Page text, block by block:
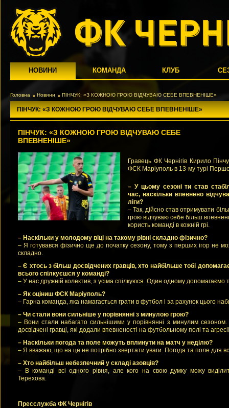
НОВИНИ КОМАНДА КЛУБ
Головна Новини ПІНЧУК: «З КОЖНОЮ ГРОЮ ВІДЧУВАЮ СЕБЕ ВПЕВНЕНІШЕ»
ПІНЧУК: «З КОЖНОЮ ГРОЮ ВІДЧУВАЮ СЕБЕ ВПЕВНЕНІШЕ»
ПІНЧУК: «З КОЖНОЮ ГРОЮ ВІДЧУВАЮ СЕБЕ
ВПЕВНЕНІШЕ»
Гравець ФК Чернігів Кирило
ФСК Маріуполь в 13-му турі
– У цьому сезоні ти став
час, наскільки впевнено
ліги?
– Так, дійсно став отримувати
грою відчуваю себе більш
користь команді в кожній грі.
– Наскільки у молодому віці на такому рівні складно фізично?
– Я готувався фізично ще до початку сезону, тому з перших ігор не
складно.
– Є хтось з більш досвідчених гравців, хто найбільше тобі
всього спілкуєшся у команді?
– У нас дружній колектив, з усіма спілкуюся. Один одному допомагаємо
– Як оціниш ФСК Маріуполь?
– Гарна команда, яка намагається грати в футбол і за рахунок цього
– Чи стали вони сильніше у порівнянні з минулою грою?
– Вони стали набагато сильнішими у порівнянні з минулим
досвідчені гравці, які додали впевненості на футбольному полі та
– Наскільки погода та поле можуть вплинути на матч у неділю?
– Я вважаю, що на це не потрібно звертати уваги. Погода та поле для
– Хто найбільш небезпечний у складі азовців?
– В команді всі одного рівня, але кого на свою думку можу
Терехова.
Пресслужба ФК Чернігів